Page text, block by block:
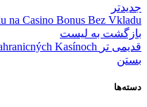
جدیدتر
na Casino Bonus Bez Vkladu
بازگشت به لیست
قدیمی تر Kasínoch
بستن
دسته‌ها